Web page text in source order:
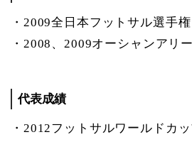
・2009全日本フットサル選手
・2008、2009オーシャンア
代表成績
・2012フットサルワールドカ